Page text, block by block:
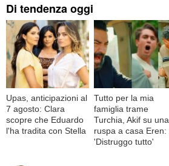
Di tendenza oggi
Upas, anticipazioni al
7 agosto: Clara
scopre che Eduardo
l'ha tradita con Stella
Tutto per la mia
famiglia trame
Turchia, Akif su una
ruspa a casa Eren:
'Distruggo tutto'